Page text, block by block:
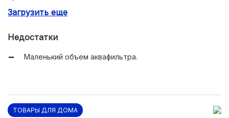
Возможность использования без воды с циклонным
Загрузить еще
Недостатки
Маленький объем аквафильтра.
ТОВАРЫ ДЛЯ ДОМА